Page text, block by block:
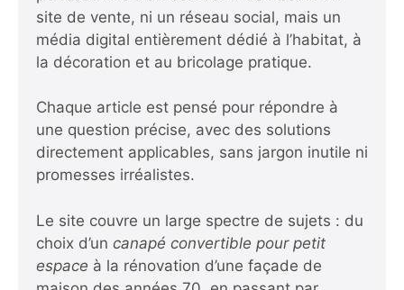
site de vente, ni un réseau social, mais un
média digital entièrement dédié à l’habitat, à
la décoration et au bricolage pratique.
Chaque article est pensé pour répondre à
une question précise, avec des solutions
directement applicables, sans jargon inutile ni
promesses irréalistes.
Le site couvre un large spectre de sujets : du
choix d’un canapé convertible pour petit
espace à la rénovation d’une façade de